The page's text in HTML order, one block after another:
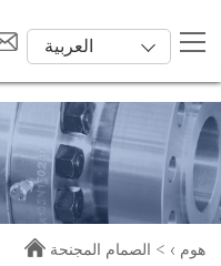
العربية
هوم › > الصمام المجنحة